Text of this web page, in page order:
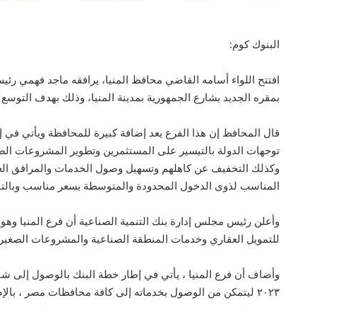
البنوك كوم:
افتتح اللواء أسامه القاضي محافظ المنيا، يرافقه ماجد فهمي
بمقره الجديد بشارع الجمهورية بمدينة المنيا، وذلك بهدف
قال المحافظ إن هذا الفرع يعد إضافة كبيرة للمحافظة ويأتي في
توجهات الدولة بالتيسير على المستثمرين وتطوير المشروعات
وكذلك التخفيف عن كاهلهم وتسهيل وصول الخدمات والمرافق
المناسب لذوى الدخول المحدودة والمتوسطة بسعر مناسب
للتمويل العقاري وخدمات المنطقة الصناعية والمشروعات
٢٠٢٣ ليتمكن من الوصول بخدماته إلى كافة محافظات مصر ، بالإضافة إلى المناطق الصناعية .